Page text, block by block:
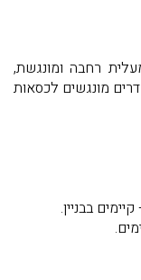
רחבה ומונגשת,
מונגשים לכסאות
בבניין.